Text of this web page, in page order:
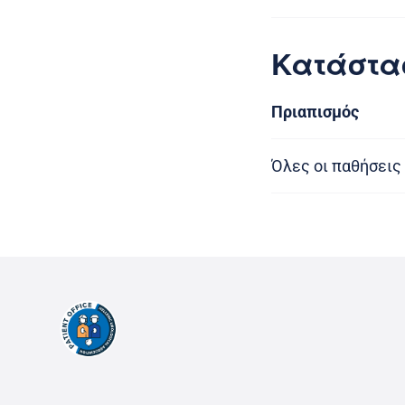
Πριαπισμός
Όλες οι παθήσεις